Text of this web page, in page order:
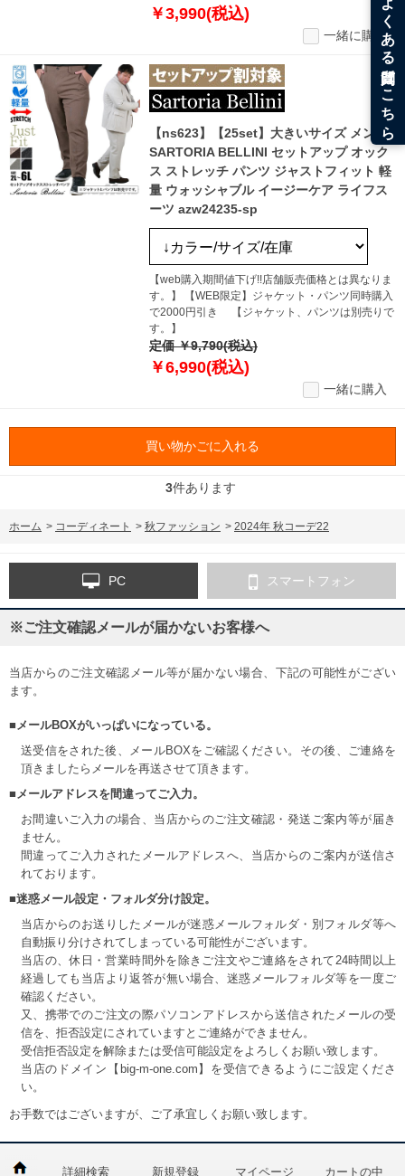
￥3,990(税込)
一緒に購入
【ns623】【25set】大きいサイズ メンズ
SARTORIA BELLINI セットアップ オック
ス ストレッチ パンツ ジャストフィット 軽
量 ウォッシャブル イージーケア ライフス
ーツ azw24235-sp
【web購入期間値下げ!!店舗販売価格とは異なりま
す。】 【WEB限定】ジャケット・パンツ同時購入
で2000円引き 【ジャケット、パンツは別売りで
す。】
定価 ￥9,790(税込)
￥6,990(税込)
一緒に購入
買い物かごに入れる
3件あります
ホーム > コーディネート > 秋ファッション > 2024年 秋コーデ22
PC スマートフォン
※ご注文確認メールが届かないお客様へ
当店からのご注文確認メール等が届かない場合、下記の可能性がござい
ます。
■メールBOXがいっぱいになっている。
送受信をされた後、メールBOXをご確認ください。その後、ご連絡を
頂きましたらメールを再送させて頂きます。
■メールアドレスを間違ってご入力。
お間違いご入力の場合、当店からのご注文確認・発送ご案内等が届き
ません。
間違ってご入力されたメールアドレスへ、当店からのご案内が送信さ
れております。
■迷惑メール設定・フォルダ分け設定。
当店からのお送りしたメールが迷惑メールフォルダ・別フォルダ等へ
自動振り分けされてしまっている可能性がございます。
当店の、休日・営業時間外を除きご注文やご連絡をされて24時間以上
経過しても当店より返答が無い場合、迷惑メールフォルダ等を一度ご
確認ください。
又、携帯でのご注文の際パソコンアドレスから送信されたメールの受
信を、拒否設定にされていますとご連絡ができません。
受信拒否設定を解除または受信可能設定をよろしくお願い致します。
当店のドメイン【big-m-one.com】を受信できるようにご設定くださ
い。
お手数ではございますが、ご了承宜しくお願い致します。
詳細検索 新規登録 マイページ カートの中